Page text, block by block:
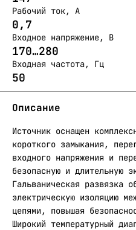
Рабочий ток, А
0,7
Входное напряжение, В
170…280
Входная частота, Гц
50
Описание
Источник оснащен
короткого замыкания,
входного напряжения и
безопасную и длительную
Гальваническая развязка
электрическую изоляцию
цепями, повышая
Широкий температурный